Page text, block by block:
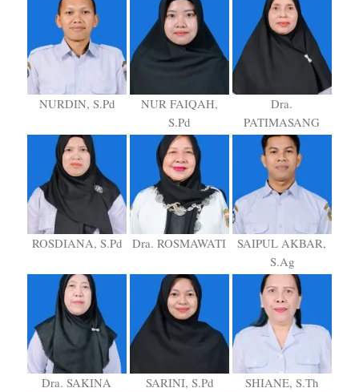
NURDIN, S.Pd
NUR FAIQAH,
S.Pd
Dra.
PATIMASANG
ROSDIANA, S.Pd Dra. ROSMAWATI
SAIPUL AKBAR,
S.Ag
Dra. SAKINA SARINI, S.Pd SHIANE, S.Th